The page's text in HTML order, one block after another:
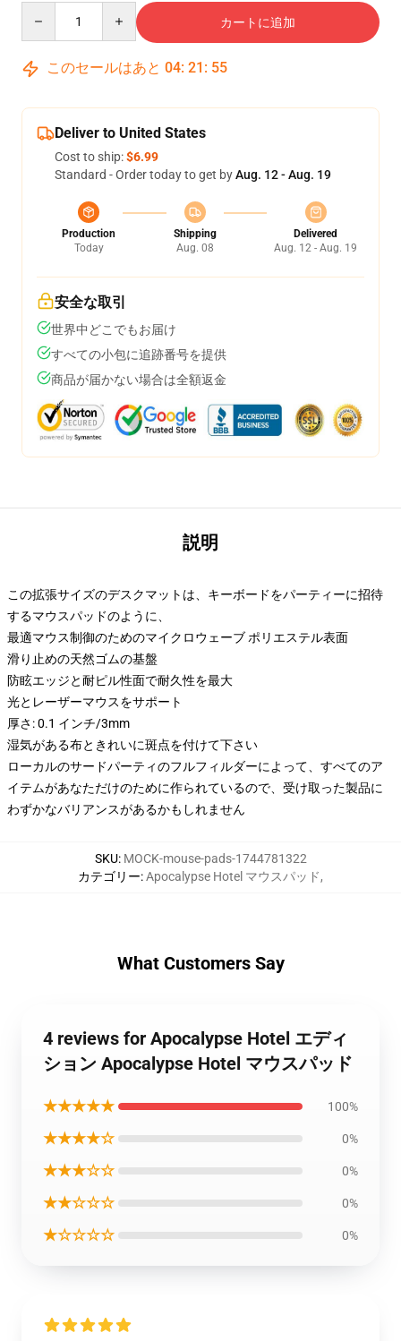
カートに追加
このセールはあと 04: 21 : 54
Deliver to United States
Cost to ship:$6.99
Standard - Order today to get byAug. 12 - Aug. 19
Production
Today
Shipping
Aug. 08
Delivered
Aug. 12 - Aug. 19
安全な取引
世界中どこでもお届け
すべての小包に追跡番号を提供
商品が届かない場合は全額返金
説明
この拡張サイズのデスクマットは、キーボードをパーティーに招待
するマウスパッドのように、
最適マウス制御のためのマイクロウェーブ ポリエステル表面
滑り止めの天然ゴムの基盤
防眩エッジと耐ピル性面で耐久性を最大
光とレーザーマウスをサポート
厚さ: 0.1 インチ/3mm
湿気がある布ときれいに斑点を付けて下さい
ローカルのサードパーティのフルフィルダーによって、すべてのア
イテムがあなただけのために作られているので、受け取った製品に
わずかなバリアンスがあるかもしれません
SKU: MOCK-mouse-pads-1744781322
カテゴリー:Apocalypse Hotel マウスパッド,
What Customers Say
4 reviews for Apocalypse Hotel エディ
ション Apocalypse Hotel マウスパッド
★★★★★ 100%
★★★★☆ 0%
★★★☆☆ 0%
★★☆☆☆ 0%
★☆☆☆☆ 0%